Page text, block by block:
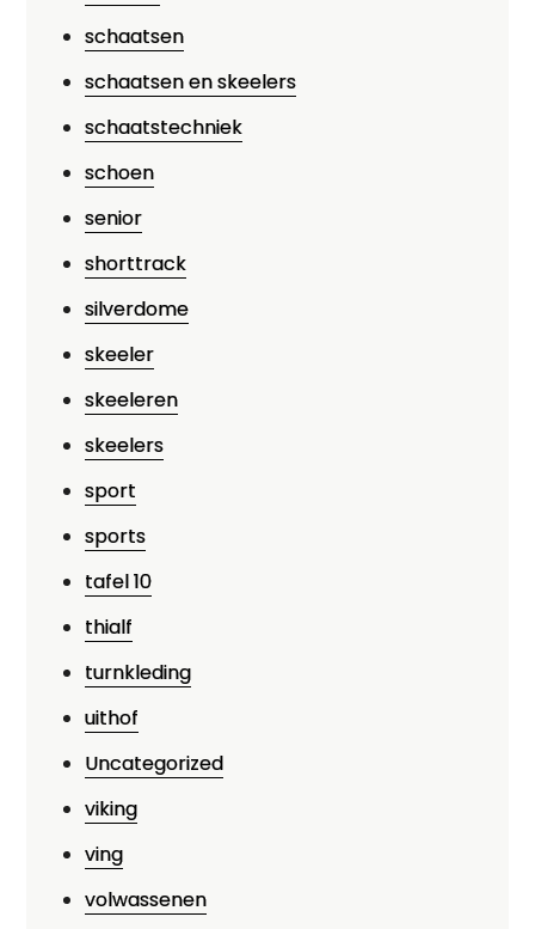
schaatsen
schaatsen en skeelers
schaatstechniek
schoen
senior
shorttrack
silverdome
skeeler
skeeleren
skeelers
sport
sports
tafel 10
thialf
turnkleding
uithof
Uncategorized
viking
ving
volwassenen